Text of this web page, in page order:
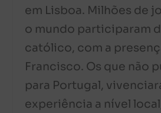
em Lisboa. Milhões de
o mundo participaram
católico, com a
Francisco. Os que não
para Portugal,
experiência a nível